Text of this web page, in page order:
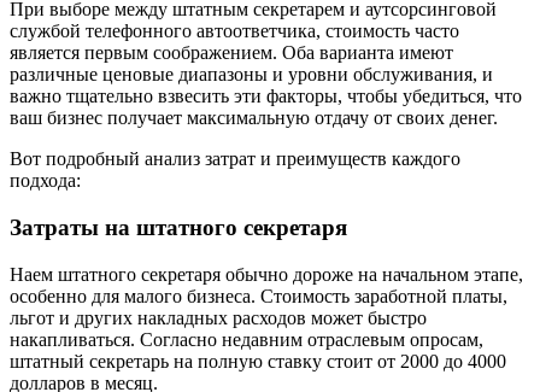
При выборе между штатным секретарем и аутсорсинговой
службой телефонного автоответчика, стоимость часто
является первым соображением. Оба варианта имеют
различные ценовые диапазоны и уровни обслуживания, и
важно тщательно взвесить эти факторы, чтобы убедиться, что
ваш бизнес получает максимальную отдачу от своих денег.
Вот подробный анализ затрат и преимуществ каждого
подхода:
Затраты на штатного секретаря
Наем штатного секретаря обычно дороже на начальном этапе,
особенно для малого бизнеса. Стоимость заработной платы,
льгот и других накладных расходов может быстро
накапливаться. Согласно недавним отраслевым опросам,
штатный секретарь на полную ставку стоит от 2000 до 4000
долларов в месяц.